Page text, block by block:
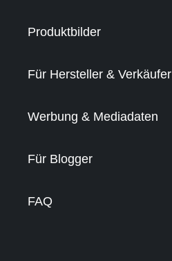
Produktbilder
Für Hersteller & Verkäufer
Werbung & Mediadaten
Für Blogger
FAQ